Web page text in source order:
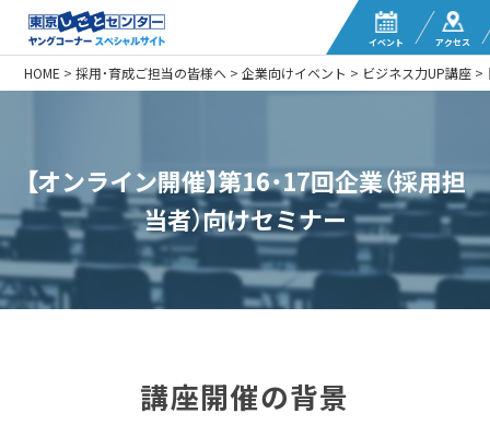
イベント アクセス
HOME >採用・育成ご担当の皆様へ >企業向けイベント > ビジネス力UP講座 >
【オンライン開催】第16・17回企業（採用担
当者）向けセミナー
講座開催の背景